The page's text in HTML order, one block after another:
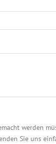
werden
Sie uns